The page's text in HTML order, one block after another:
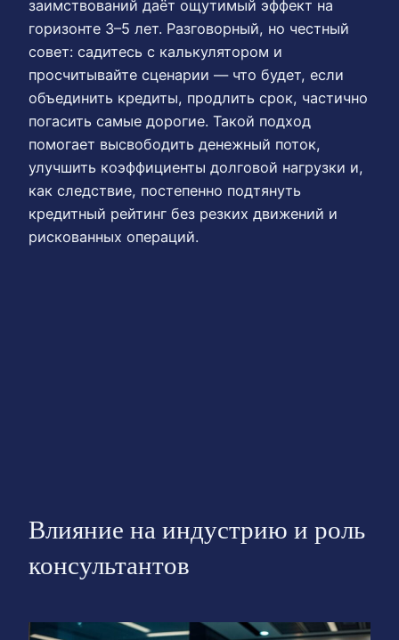
заимствований даёт ощутимый эффект на
горизонте 3–5 лет. Разговорный, но честный
совет: садитесь с калькулятором и
просчитывайте сценарии — что будет, если
объединить кредиты, продлить срок, частично
погасить самые дорогие. Такой подход
помогает высвободить денежный поток,
улучшить коэффициенты долговой нагрузки и,
как следствие, постепенно подтянуть
кредитный рейтинг без резких движений и
рискованных операций.
Влияние на индустрию и роль
консультантов